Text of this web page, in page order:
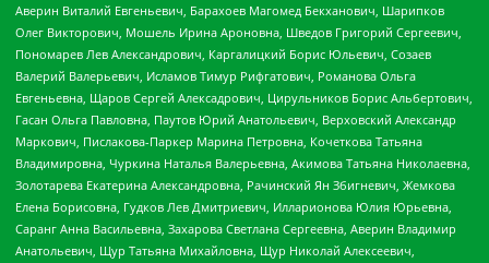
Аверин Виталий Евгеньевич, Барахоев Магомед Бекханович, Шарипков
Олег Викторович, Мошель Ирина Ароновна, Шведов Григорий Сергеевич,
Пономарев Лев Александрович, Каргалицкий Борис Юльевич, Созаев
Валерий Валерьевич, Исламов Тимур Рифгатович, Романова Ольга
Евгеньевна, Щаров Сергей Алексадрович, Цирульников Борис Альбертович,
Гасан Ольга Павловна, Паутов Юрий Анатольевич, Верховский Александр
Маркович, Пислакова-Паркер Марина Петровна, Кочеткова Татьяна
Владимировна, Чуркина Наталья Валерьевна, Акимова Татьяна Николаевна,
Золотарева Екатерина Александровна, Рачинский Ян Збигневич, Жемкова
Елена Борисовна, Гудков Лев Дмитриевич, Илларионова Юлия Юрьевна,
Саранг Анна Васильевна, Захарова Светлана Сергеевна, Аверин Владимир
Анатольевич, Щур Татьяна Михайловна, Щур Николай Алексеевич,